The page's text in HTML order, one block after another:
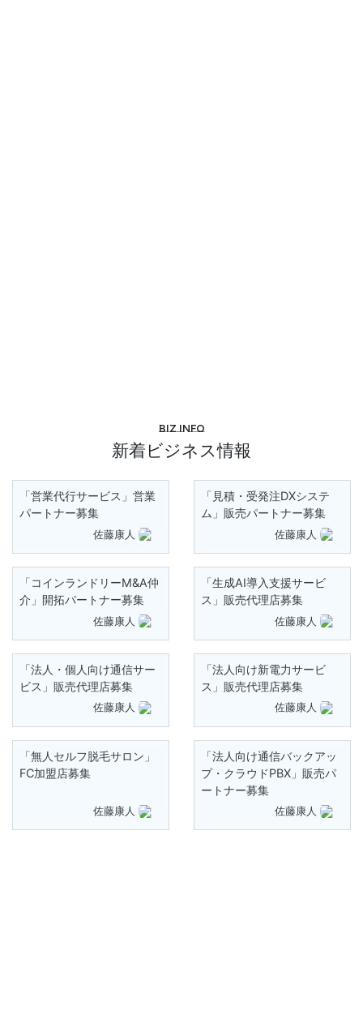
Biz info
新着ビジネス情報
「営業代行サービス」営業
パートナー募集
佐藤康人
「見積・受発注DXシステ
ム」販売パートナー募集
佐藤康人
「コインランドリーM&A仲
介」開拓パートナー募集
佐藤康人
「生成AI導入支援サービ
ス」販売代理店募集
佐藤康人
「法人・個人向け通信サー
ビス」販売代理店募集
佐藤康人
「法人向け新電力サービ
ス」販売代理店募集
佐藤康人
「無人セルフ脱毛サロン」
FC加盟店募集
佐藤康人
「法人向け通信バックアッ
プ・クラウドPBX」販売パ
ートナー募集
佐藤康人